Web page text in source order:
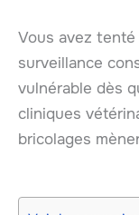
Vous avez tenté
surveillance
vulnérable dès
cliniques
bricolages